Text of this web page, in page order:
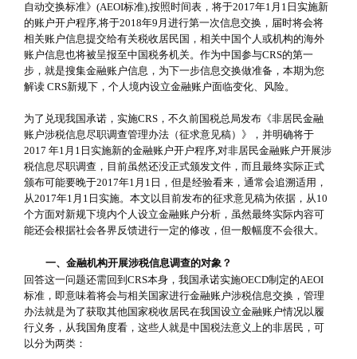
自动交换标准》(AEOI标准),按照时间表，将于2017年1月1日实施新
的账户开户程序,将于2018年9月进行第一次信息交换，届时将会将
相关账户信息提交给有关税收居民国，相关中国个人或机构的海外
账户信息也将被呈报至中国税务机关。作为中国参与CRS的第一
步，就是搜集金融账户信息，为下一步信息交换做准备，本期为您
解读 CRS新规下，个人境内设立金融账户面临变化、风险。
为了兑现我国承诺，实施CRS，不久前国税总局发布《非居民金融
账户涉税信息尽职调查管理办法（征求意见稿）》，并明确将于
2017 年1月1日实施新的金融账户开户程序,对非居民金融账户开展涉
税信息尽职调查，目前虽然还没正式颁发文件，而且最终实际正式
颁布可能要晚于2017年1月1日，但是经验看来，通常会追溯适用，
从2017年1月1日实施。本文以目前发布的征求意见稿为依据，从10
个方面对新规下境内个人设立金融账户分析，虽然最终实际内容可
能还会根据社会各界反馈进行一定的修改，但一般幅度不会很大。
一、金融机构开展涉税信息调查的对象？
回答这一问题还需回到CRS本身，我国承诺实施OECD制定的AEOI
标准，即意味着将会与相关国家进行金融账户涉税信息交换，管理
办法就是为了获取其他国家税收居民在我国设立金融账户情况以履
行义务，从我国角度看，这些人就是中国税法意义上的非居民，可
以分为两类：